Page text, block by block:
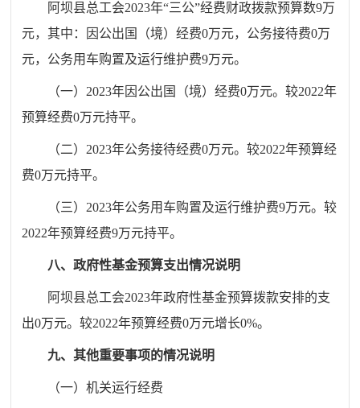
阿坝县总工会2023年“三公”经费财政拨款预算数9万
元，其中：因公出国（境）经费0万元，公务接待费0万
元，公务用车购置及运行维护费9万元。
（一） 2023年因公出国（境）经费0万元。较2022年
预算经费0万元持平。
（二） 2023年公务接待经费0万元。较2022年预算经
费0万元持平。
（三） 2023年公务用车购置及运行维护费9万元。较
2022年预算经费9万元持平。
八、政府性基金预算支出情况说明
阿坝县总工会2023年政府性基金预算拨款安排的支
出0万元。较2022年预算经费0万元增长0%。
九、其他重要事项的情况说明
（一）机关运行经费